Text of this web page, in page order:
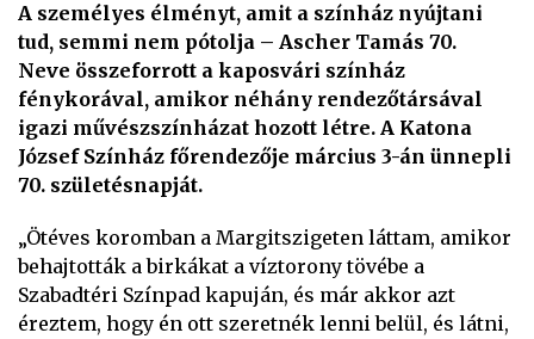
A személyes élményt, amit a színház nyújtani
tud, semmi nem pótolja – Ascher Tamás 70.
Neve összeforrott a kaposvári színház
fénykorával, amikor néhány rendezőtársával
igazi művészszínházat hozott létre. A Katona
József Színház főrendezője március 3-án ünnepli
70. születésnapját.
„Ötéves koromban a Margitszigeten láttam, amikor
behajtották a birkákat a víztorony tövébe a
Szabadtéri Színpad kapuján, és már akkor azt
éreztem, hogy én ott szeretnék lenni belül, és látni,